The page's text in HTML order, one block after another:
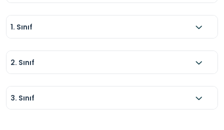
1. Sınıf
2. Sınıf
3. Sınıf